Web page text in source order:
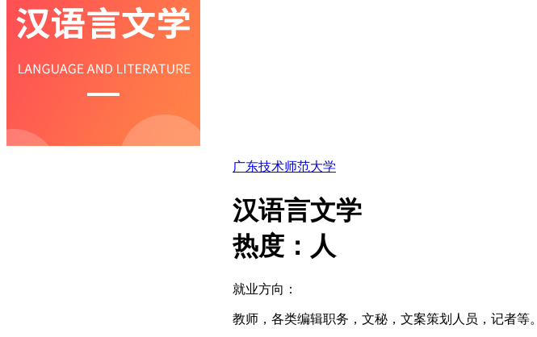
广东技术师范大学
汉语言文学
热度： 人
就业方向：
教师，各类编辑职务，文秘，文案策划人员，记者等。